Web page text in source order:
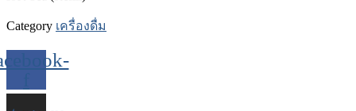
Category เครื่องดื่ม